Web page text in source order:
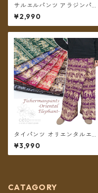
サルエルパンツ アラジンパン
ツ ストライプコットン メンズ
レディース ツートーンポケッ
ト フリーサイズ 6カラー【メ
¥2,990
タイパンツ オリエンタルエレ
ファント 7カラー B リゾパン
ロング丈【メール便送料無
料】
¥3,990
CATAGORY